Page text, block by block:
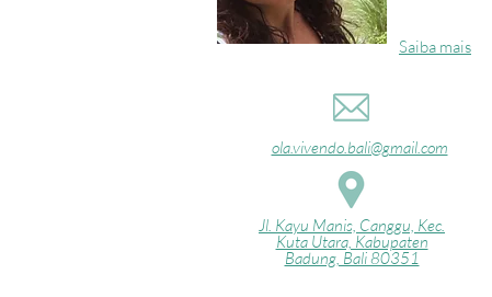
Saiba mais
ola.vivendo.bali@gmail.com
Jl. Kayu Manis, Canggu, Kec.
Kuta Utara, Kabupaten
Badung, Bali 80351